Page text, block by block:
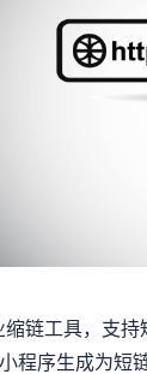
链工具，支
程序生成为短